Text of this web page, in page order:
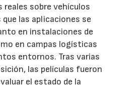
reales sobre vehículos
las aplicaciones se
en instalaciones de
en campas logísticas
entornos. Tras varias
las películas fueron
el estado de la